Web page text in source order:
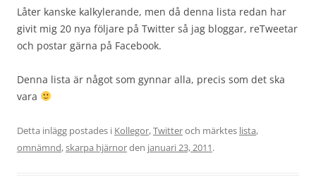
Låter kanske kalkylerande, men då denna lista redan har
givit mig 20 nya följare på Twitter så jag bloggar, reTweetar
och postar gärna på Facebook.
Denna lista är något som gynnar alla, precis som det ska
vara
Detta inlägg postades i Kollegor,Twitteroch märktes lista,
omnämnd,skarpa hjärnorden januari 23, 2011.